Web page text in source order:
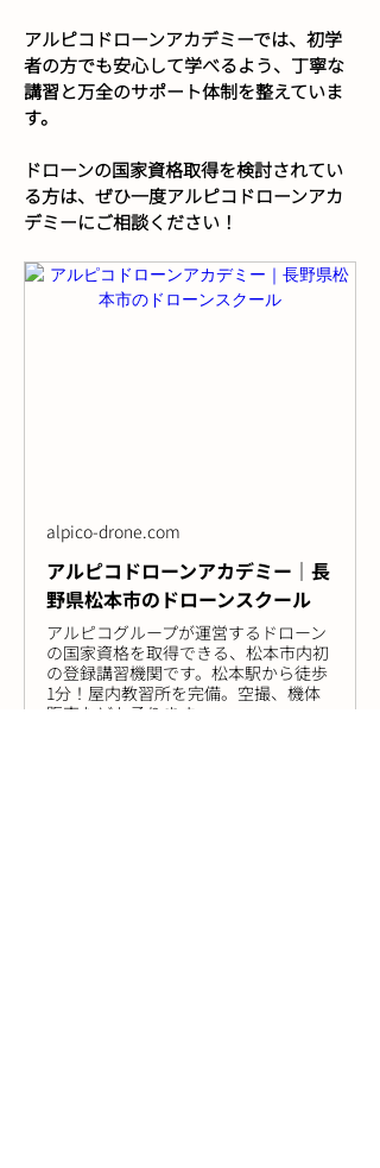
アルピコドローンアカデミーでは、初学
者の方でも安心して学べるよう、丁寧な
講習と万全のサポート体制を整えていま
す。
ドローンの国家資格取得を検討されてい
る方は、ぜひ一度アルピコドローンアカ
デミーにご相談ください！
alpico-drone.com
アルピコドローンアカデミー｜長
野県松本市のドローンスクール
アルピコグループが運営するドローン
の国家資格を取得できる、松本市内初
の登録講習機関です。松本駅から徒歩
1分！屋内教習所を完備。空撮、機体
販売なども承ります。